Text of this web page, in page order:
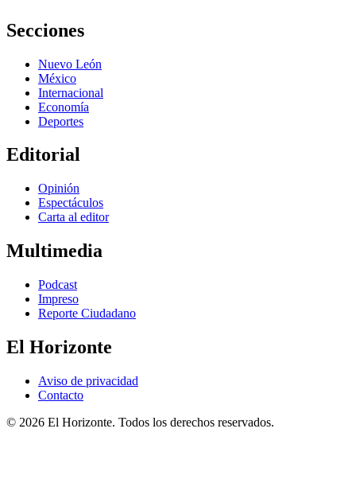
Secciones
Nuevo León
México
Internacional
Economía
Deportes
Editorial
Opinión
Espectáculos
Carta al editor
Multimedia
Podcast
Impreso
Reporte Ciudadano
El Horizonte
Aviso de privacidad
Contacto
© 2026 El Horizonte. Todos los derechos reservados.